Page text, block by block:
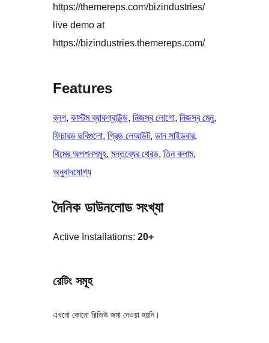
https://themereps.com/bizindustries/
live demo at
https://bizindustries.themereps.com/
Features
ব্লগ, কাস্টম ব্যাকগ্রাউন্ড, নিজস্ব লোগো, নিজস্ব মেনু
ফিচারড ছবিগুলো, গ্রিড লেআউট, ডান সাইডবার
থিমের অপশনসমূহ, মন্তব্যের থ্রেড, তিন কলাম
অনুবাদযোগ্য
দৈনিক ডাউনলোড সংখ্যা
Active Installations: 20+
রেটিং সমূহ
এখনো কোনো রিভিউ জমা দেওয়া হয়নি।